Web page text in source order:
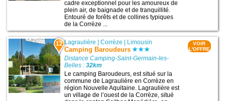
cadre exceptionnel pour les amoureux de
plein air, de baignade et de tranquillité.
Entouré de forêts et de collines typiques
de la Corrèze ...
12 Lagraulière |Corrèze | Limousin
Camping Baroudeurs
Distance Camping-Saint-Germain-les-
Belles :32km
Le camping Baroudeurs, est situé sur la
commune de Lagraulière en Corrèze en
région Nouvelle Aquitaine. Lagraulière est
un village de l’ouest de la Corrèze, situé
VOIR
L'OFFRE